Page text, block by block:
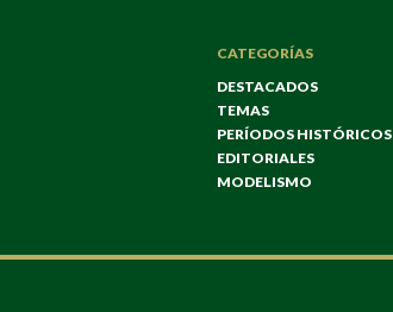
CATEGORÍAS
DESTACADOS
TEMAS
PERÍODOS HISTÓRICOS
EDITORIALES
MODELISMO